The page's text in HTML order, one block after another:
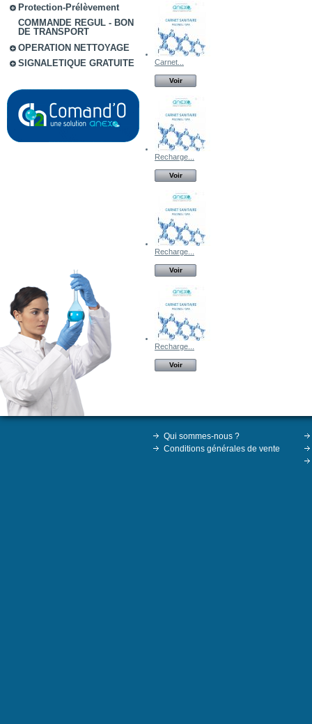
Protection-Prélèvement
COMMANDE REGUL - BON
DE TRANSPORT
OPERATION NETTOYAGE
SIGNALETIQUE GRATUITE
Carnet...
Voir
Recharge...
Voir
Recharge...
Voir
Recharge...
Voir
Qui sommes-nous ?
Conditions générales de vente